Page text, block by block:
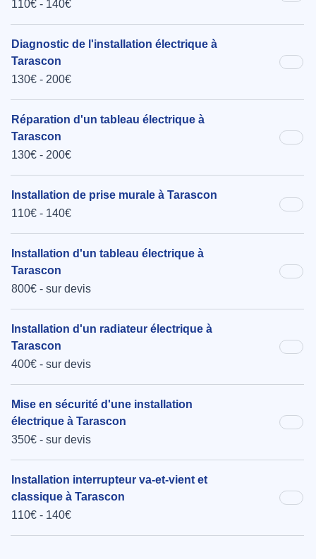
110€ - 140€
Diagnostic de l'installation électrique à
Tarascon
130€ - 200€
Réparation d'un tableau électrique à
Tarascon
130€ - 200€
Installation de prise murale à Tarascon
110€ - 140€
Installation d'un tableau électrique à
Tarascon
800€ - sur devis
Installation d'un radiateur électrique à
Tarascon
400€ - sur devis
Mise en sécurité d'une installation
électrique à Tarascon
350€ - sur devis
Installation interrupteur va-et-vient et
classique à Tarascon
110€ - 140€